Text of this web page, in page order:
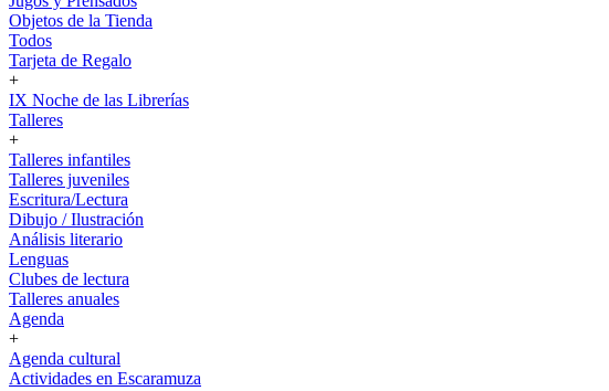
Objetos de la Tienda
Todos
Tarjeta de Regalo
+
IX Noche de las Librerías
Talleres
+
Talleres infantiles
Talleres juveniles
Escritura/Lectura
Dibujo / Ilustración
Análisis literario
Lenguas
Clubes de lectura
Talleres anuales
Agenda
+
Agenda cultural
Actividades en Escaramuza